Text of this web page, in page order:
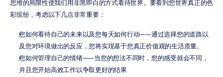
思维的局限性使我们用非黑即白的方式看待世界。要看到您世界真正的色
彩缤纷，考虑以下几点非常重要：
您如何看待自己的未来以及您每天如何行动——通过选择您的道路以
及您对环境做出的反应，您将实现基于您真正价值观的生活质量。
您如何管理自己的情绪——当您的想法不同时，您的感受就会不同，
并且您开始高效工作以争取更好的结果